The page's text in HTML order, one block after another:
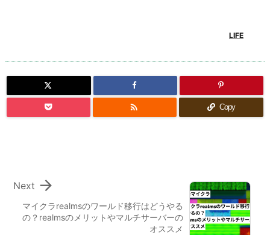
LIFE
 Copy
マイクラrealmsのワールド移行はどうやる
の？realmsのメリットやマルチサーバーの
オススメ

Next